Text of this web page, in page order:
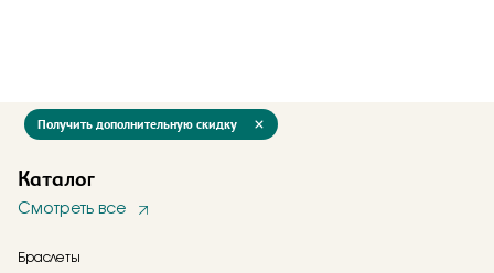
Каталог
Смотреть все
Браслеты
Получить дополнительную скидку